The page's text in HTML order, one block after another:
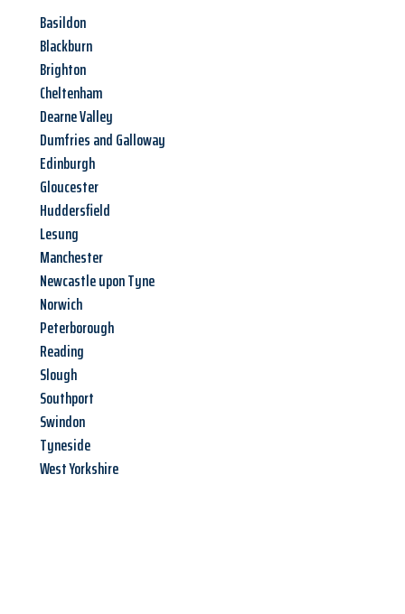
Basildon
Blackburn
Brighton
Cheltenham
Dearne Valley
Dumfries and Galloway
Edinburgh
Gloucester
Huddersfield
Lesung
Manchester
Newcastle upon Tyne
Norwich
Peterborough
Reading
Slough
Southport
Swindon
Tyneside
West Yorkshire